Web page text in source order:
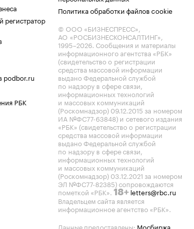
регистратор
podbor.ru
РБК
Политика обработки файлов cookie
© ООО «БИЗНЕСПРЕСС»,
АО «РОСБИЗНЕСКОНСАЛТИНГ»,
1995–2026. Сообщения и материалы
информационного агентства «РБК»
(свидетельство о регистрации
средства массовой информации
выдано Федеральной службой
по надзору в сфере связи,
информационных технологий
и массовых коммуникаций
(Роскомнадзор) 09.12.2015 за номером
ИА №ФС77-63848) и сетевого издания
«РБК» (свидетельство о регистрации
средства массовой информации
выдано Федеральной службой
по надзору в сфере связи,
информационных технологий
и массовых коммуникаций
(Роскомнадзор) 03.12.2021 за номером
ЭЛ №ФС77-82385) сопровождаются
пометкой «РБК». 18+ letters@rbc.ru
Владельцем сайта является
информационное агентство «РБК».
Данные предоставлены: Мосбиржа